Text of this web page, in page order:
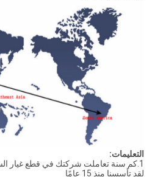
التعليمات:
1.كم سنة تعاملت شركتك في قطع غيار السيارات؟
لقد تأسسنا منذ 15 عامًا